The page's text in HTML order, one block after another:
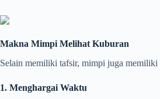
Makna Mimpi Melihat Kuburan
Selain memiliki tafsir, mimpi juga memiliki
1. Menghargai Waktu